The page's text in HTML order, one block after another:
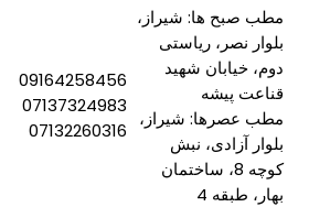
مطب صبح ها: شیراز،
بلوار نصر، ریاستی
دوم، خیابان شهید
قناعت پیشه
مطب عصرها: شیراز،
بلوار آزادی، نبش
کوچه 8، ساختمان
بهار، طبقه 4
09164258456
07137324983
07132260316